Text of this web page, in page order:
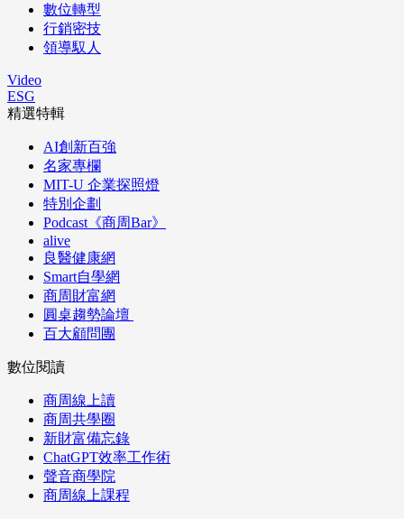
數位轉型
行銷密技
領導馭人
Video
ESG
精選特輯
AI創新百強
名家專欄
MIT-U 企業探照燈
特別企劃
Podcast《商周Bar》
alive
良醫健康網
Smart自學網
商周財富網
圓桌趨勢論壇
百大顧問團
數位閱讀
商周線上讀
商周共學圈
新財富備忘錄
ChatGPT效率工作術
聲音商學院
商周線上課程